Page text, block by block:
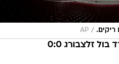
ריקים. /
AP
זלצבורג 0:0